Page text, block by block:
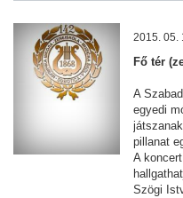
2015. 05.
Fő tér
A
egyedi
pillanat
A
Szögi